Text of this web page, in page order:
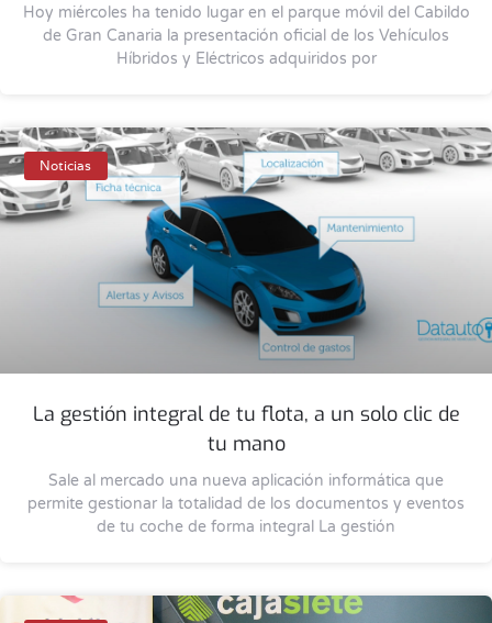
Hoy miércoles ha tenido lugar en el parque móvil del Cabildo
de Gran Canaria la presentación oficial de los Vehículos
Híbridos y Eléctricos adquiridos por
Noticias
La gestión integral de tu flota, a un solo clic de
tu mano
Sale al mercado una nueva aplicación informática que
permite gestionar la totalidad de los documentos y eventos
de tu coche de forma integral La gestión